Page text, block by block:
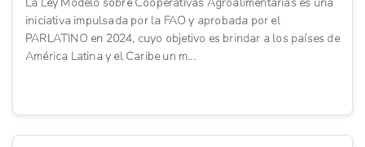
La Ley Modelo sobre Cooperativas Agroalimentarias es una
iniciativa impulsada por la FAO y aprobada por el
PARLATINO en 2024, cuyo objetivo es brindar a los países de
América Latina y el Caribe un m...